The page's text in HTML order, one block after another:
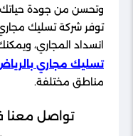
وتحسن من جودة
توفر شركة تسليك
انسداد المجاري،
تسليك مجاري
مناطق مختلفة.
تواصل معنا